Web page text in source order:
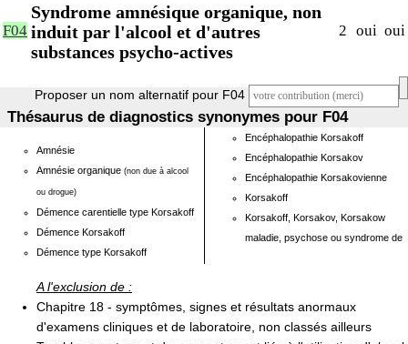
F04
Syndrome amnésique organique, non
induit par l'alcool et d'autres
substances psycho-actives
2 oui oui
Proposer un nom alternatif pour F04
Thésaurus de diagnostics synonymes pour F04
Amnésie
Amnésie organique (non due à alcool
ou drogue)
Démence carentielle type Korsakoff
Démence Korsakoff
Démence type Korsakoff
Encéphalopathie Korsakoff
Encéphalopathie Korsakov
Encéphalopathie Korsakovienne
Korsakoff
Korsakoff, Korsakov, Korsakow
maladie, psychose ou syndrome de
A l'exclusion de :
Chapitre 18 - symptômes, signes et résultats anormaux
d'examens cliniques et de laboratoire, non classés ailleurs